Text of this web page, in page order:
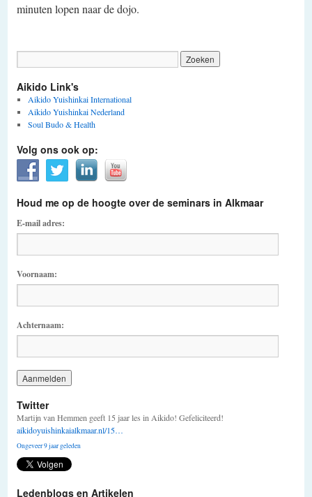
minuten lopen naar de dojo.
Aikido Link's
Aikido Yuishinkai International
Aikido Yuishinkai Nederland
Soul Budo & Health
Volg ons ook op:
Houd me op de hoogte over de seminars in Alkmaar
E-mail adres:
Voornaam:
Achternaam:
Twitter
Martijn van Hemmen geeft 15 jaar les in Aikido! Gefeliciteerd!
aikidoyuishinkaialkmaar.nl/15…
Ongeveer 9 jaar geleden
Ledenblogs en Artikelen